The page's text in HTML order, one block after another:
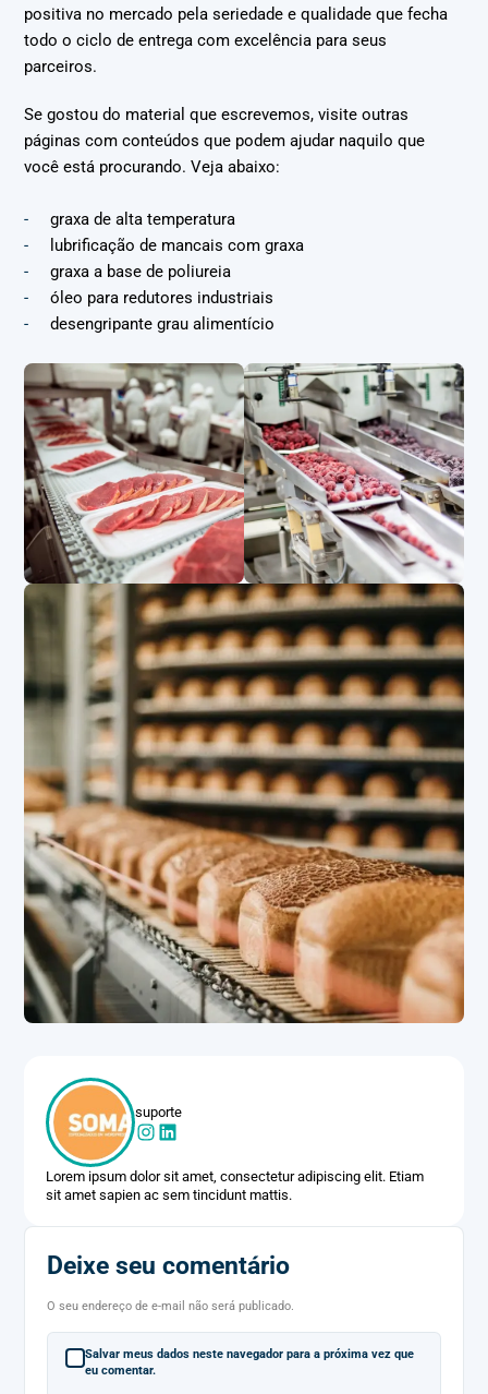
positiva no mercado pela seriedade e qualidade que fecha
todo o ciclo de entrega com excelência para seus
parceiros.
Se gostou do material que escrevemos, visite outras
páginas com conteúdos que podem ajudar naquilo que
você está procurando. Veja abaixo:
graxa de alta temperatura
lubrificação de mancais com graxa
graxa a base de poliureia
óleo para redutores industriais
desengripante grau alimentício
suporte
Lorem ipsum dolor sit amet, consectetur adipiscing elit. Etiam
sit amet sapien ac sem tincidunt mattis.
Deixe seu comentário
O seu endereço de e-mail não será publicado.
Salvar meus dados neste navegador para a próxima vez que
eu comentar.